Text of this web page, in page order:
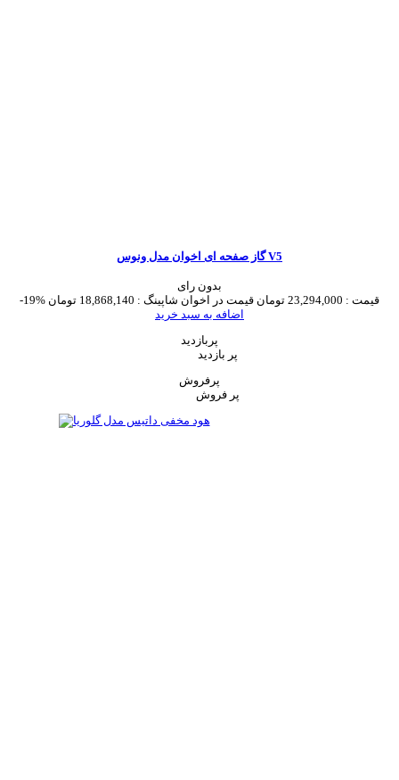
گاز صفحه ای اخوان مدل ونوس V5
بدون رای
-19%
قیمت : 23,294,000 تومان قیمت در اخوان شاپینگ : 18,868,140 تومان
اضافه به سبد خرید
پربازدید
پر بازدید
پرفروش